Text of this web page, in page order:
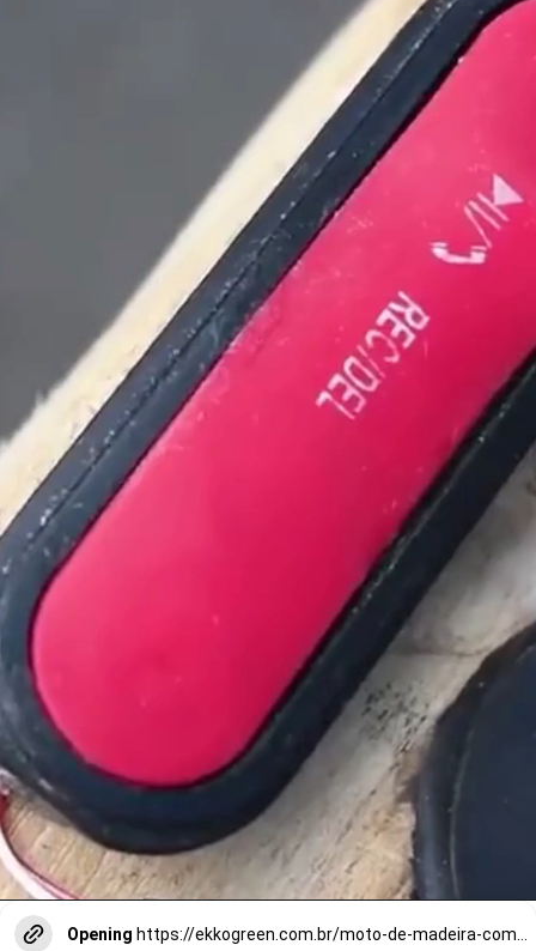
Opening